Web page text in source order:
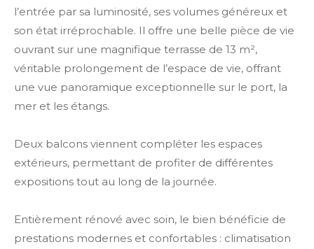
l’entrée par sa luminosité, ses volumes généreux et
son état irréprochable. Il offre une belle pièce de vie
ouvrant sur une magnifique terrasse de 13 m²,
véritable prolongement de l’espace de vie, offrant
une vue panoramique exceptionnelle sur le port, la
mer et les étangs.
Deux balcons viennent compléter les espaces
extérieurs, permettant de profiter de différentes
expositions tout au long de la journée.
Entièrement rénové avec soin, le bien bénéficie de
prestations modernes et confortables : climatisation